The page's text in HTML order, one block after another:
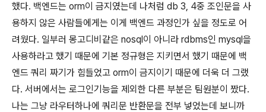
했다. 백엔드는 orm이 금지였는데 나처럼 db 3, 4중 조인문을 사
용하지 않은 사람들에게는 이게 백엔드 과정인가 싶을 정도로 어
려웠다. 일부러 몽고디비같은 nosql이 아니라 rdbms인 mysql을
사용하라고 했기 때문에 기본 정규형은 지키면서 했기 때문에 백
엔드 쿼리 짜기가 힘들었고 orm이 금지이기 때문에 더욱 더 그랬
다. 서버에서는 로그인기능을 제외한 다른 부분은 팀원분이 짰다.
나는 그냥 라우터하나에 쿼리문 반환문을 전부 넣었는데 보니까